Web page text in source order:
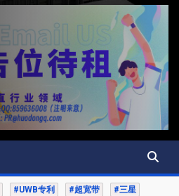
#UWB专利 #超宽带 #三星